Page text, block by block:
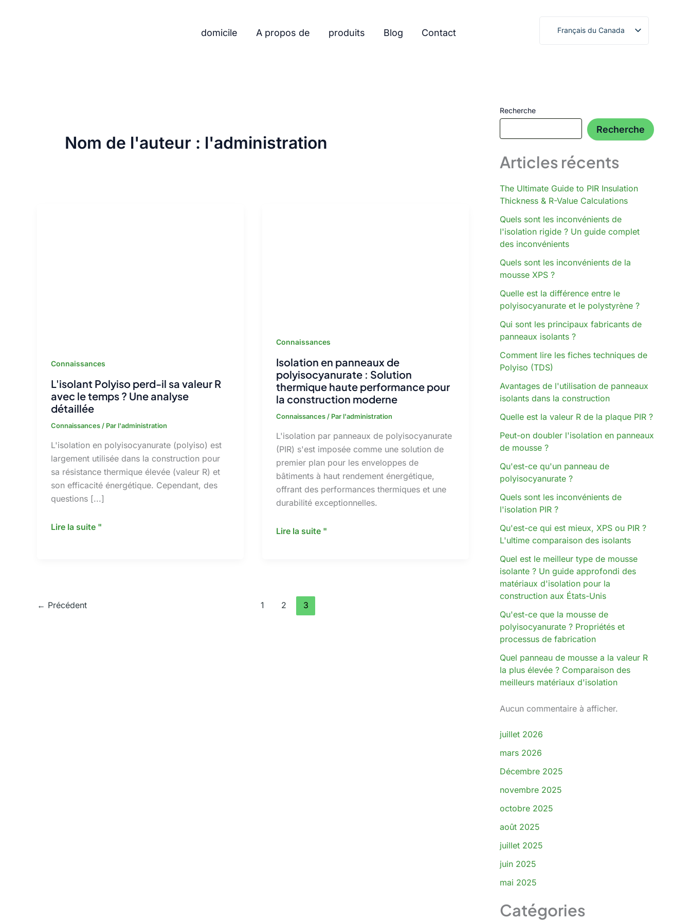
domicile A propos de produits Blog Contact
Français du Canada
English
Deutsch (Schweiz)
Español de Costa Rica
Español de Perú
Español de Colombia
Español de México
Français de Belgique
Nom de l'auteur : l'administration
Connaissances
L'isolant Polyiso perd-il sa valeur R
avec le temps ? Une analyse
détaillée
Connaissances/ Parl'administration
L'isolation en polyisocyanurate (polyiso) est
largement utilisée dans la construction pour
sa résistance thermique élevée (valeur R) et
son efficacité énergétique. Cependant, des
questions [...]
L'isolant
R
Lire la suite "
Connaissances
Isolation en panneaux de
polyisocyanurate : Solution
thermique haute performance pour
la construction moderne
Connaissances / Parl'administration
L'isolation par panneaux de polyisocyanurate
(PIR) s'est imposée comme une solution de
premier plan pour les enveloppes de
bâtiments à haut rendement énergétique,
offrant des performances thermiques et une
durabilité exceptionnelles.
Isolation
Solution
Lire la suite "
← Précédent 1 2 3
Recherche
Recherche
Articles récents
The Ultimate Guide to PIR Insulation
Thickness & R-Value Calculations
Quels sont les inconvénients de
l'isolation rigide ? Un guide complet
des inconvénients
Quels sont les inconvénients de la
mousse XPS ?
Quelle est la différence entre le
polyisocyanurate et le polystyrène ?
Qui sont les principaux fabricants de
panneaux isolants ?
Comment lire les fiches techniques de
Polyiso (TDS)
Avantages de l'utilisation de panneaux
isolants dans la construction
Quelle est la valeur R de la plaque PIR ?
Peut-on doubler l'isolation en panneaux
de mousse ?
Qu'est-ce qu'un panneau de
polyisocyanurate ?
Quels sont les inconvénients de
l'isolation PIR ?
Qu'est-ce qui est mieux, XPS ou PIR ?
L'ultime comparaison des isolants
Quel est le meilleur type de mousse
isolante ? Un guide approfondi des
matériaux d'isolation pour la
construction aux États-Unis
Qu'est-ce que la mousse de
polyisocyanurate ? Propriétés et
processus de fabrication
Quel panneau de mousse a la valeur R
la plus élevée ? Comparaison des
meilleurs matériaux d'isolation
Aucun commentaire à afficher.
juillet 2026
mars 2026
Décembre 2025
novembre 2025
octobre 2025
août 2025
juillet 2025
juin 2025
mai 2025
Catégories
Русский
Español de Colombia
Español de Chile
Español de México
Español de Argentina
Français de Belgique